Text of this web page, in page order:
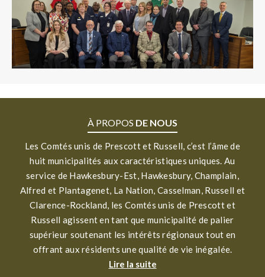
À PROPOS DE NOUS
Les Comtés unis de Prescott et Russell, c’est l’âme de
huit municipalités aux caractéristiques uniques. Au
service de Hawkesbury-Est, Hawkesbury, Champlain,
Alfred et Plantagenet, La Nation, Casselman, Russell et
Clarence-Rockland, les Comtés unis de Prescott et
Russell agissent en tant que municipalité de palier
supérieur soutenant les intérêts régionaux tout en
offrant aux résidents une qualité de vie inégalée.
Lire la suite